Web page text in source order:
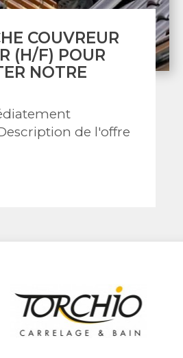
RECHERCHE
(H/F) DE CHANTIER
COMPLÉTER NOTRE
Poste Immédiatement
Disponible Description de